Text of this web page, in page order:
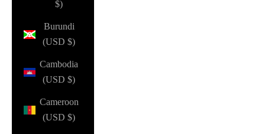
$)
Burundi
(USD $)
Cambodia
(USD $)
Cameroon
(USD $)